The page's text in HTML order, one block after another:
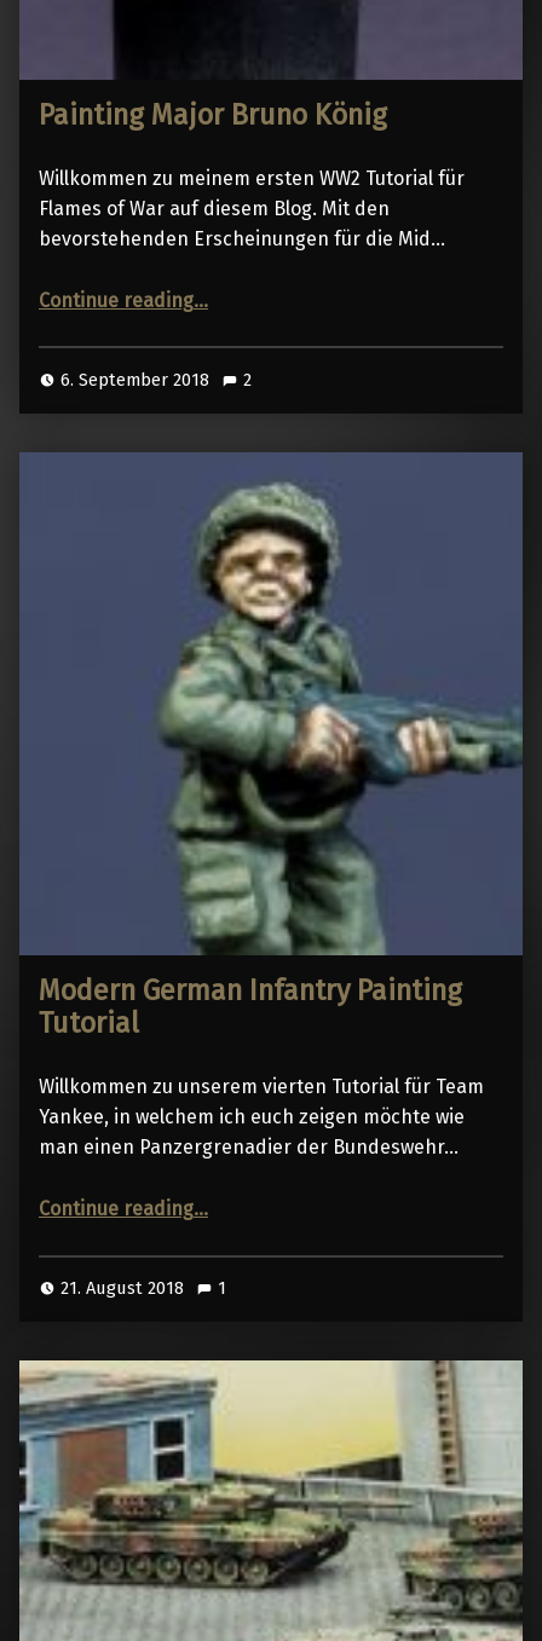
Painting Major Bruno König
Willkommen zu meinem ersten WW2 Tutorial für
Flames of War auf diesem Blog. Mit den
bevorstehenden Erscheinungen für die Mid…
Continue reading…
6. September 2018 2
Modern German Infantry Painting
Tutorial
Willkommen zu unserem vierten Tutorial für Team
Yankee, in welchem ich euch zeigen möchte wie
man einen Panzergrenadier der Bundeswehr…
Continue reading“Modern German Infantry Painting Tutorial”
…
21. August 2018 1